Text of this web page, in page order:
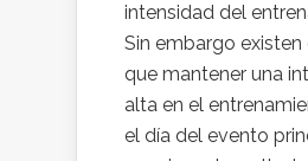
intensidad del
Sin embargo existen
que mantener una
alta en el
el día del evento